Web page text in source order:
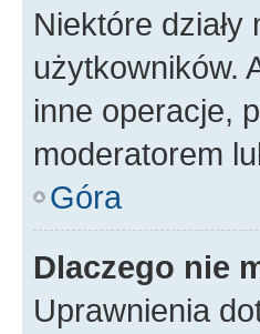
Niektóre
użytkowników.
inne operacje,
moderatorem
Góra
Dlaczego nie
Uprawnienia